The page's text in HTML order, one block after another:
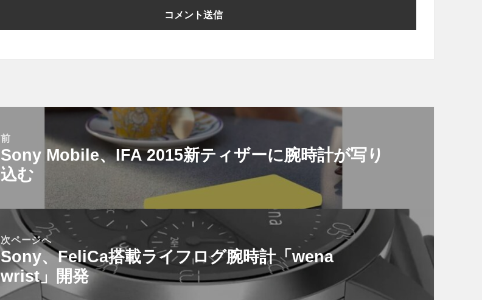
前
前
の
稿:
Sony Mobile、IFA 2015新ティザーに腕時計が写り
込む
次ページへ
次
の
投
Sony、FeliCa搭載ライフログ腕時計「wena
wrist」開発